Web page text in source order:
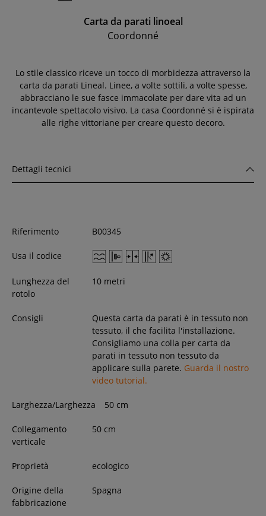
Carta da parati linoeal
Coordonné
Lo stile classico riceve un tocco di morbidezza attraverso la
carta da parati Lineal. Linee, a volte sottili, a volte spesse,
abbracciano le sue fasce immacolate per dare vita ad un
incantevole spettacolo visivo. La casa Coordonné si è ispirata
alle righe vittoriane per creare questo decoro.
Dettagli tecnici
Riferimento B00345
Usa il codice
Lunghezza del
rotolo
10 metri
Consigli
Questa carta da parati è in tessuto non
tessuto, il che facilita l'installazione.
Consigliamo una colla per carta da
parati in tessuto non tessuto da
applicare sulla parete. Guarda il nostro
video tutorial.
Larghezza/Larghezza 50 cm
Collegamento
verticale
50 cm
Proprietà ecologico
Origine della
fabbricazione
Spagna